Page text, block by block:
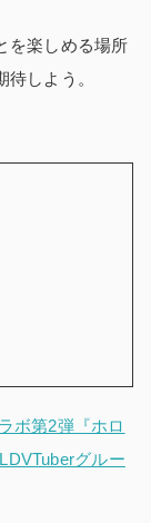
を楽しめる場所
しよう。
ボ第2弾『ホロ
グルー